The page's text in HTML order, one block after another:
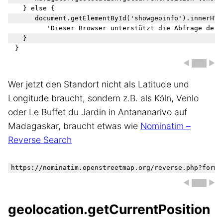
◀ ███ ▶
Wer jetzt den Standort nicht als Latitude und
Longitude braucht, sondern z.B. als Köln, Venlo
oder Le Buffet du Jardin in Antananarivo auf
Madagaskar, braucht etwas wie Nominatim –
Reverse Search
◀ ███ ▶
geolocation.getCurrentPosition